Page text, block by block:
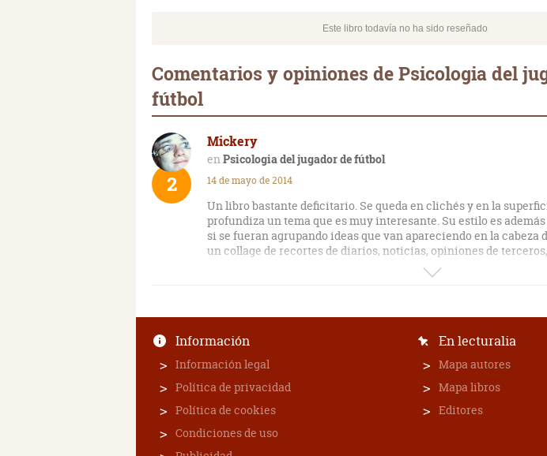
Este libro todavía no ha sido reseñado
Comentarios y opiniones de Psicologia del
fútbol
Mickery
Psicologia del jugador de fútbol
2 14 de mayo de 2014
Un libro bastante deficitario. Se queda en clichés y en la
profundiza un tema que es muy interesante. Su estilo es
si se fueran agrupando ideas que van apareciendo en la cabeza
un collage de recortes de diarios, noticias, opiniones de
Muy poco didáctico para un tema que necesita ser tratado con
Información
Información legal
Política de privacidad
Política de cookies
Condiciones de uso
En lecturalia
Mapa autores
Mapa libros
Editores